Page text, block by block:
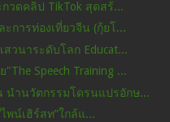
วดคลิป TikTok สุดสร้...
การท่องเที่ยวจีน (กุ้ยโ...
วนาระดับโลก Educat...
Speech Training ...
นำนวัตกรรมโดรนแปรอักษ...
น์เฮิร์สท”ใกล้แ...